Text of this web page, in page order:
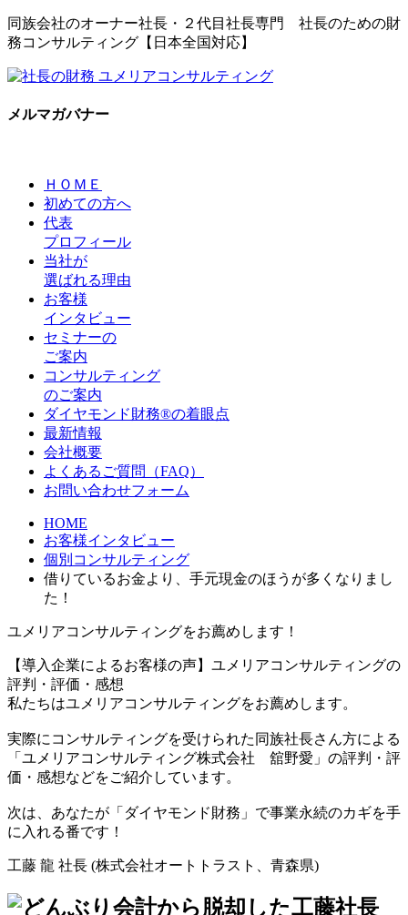
同族会社のオーナー社長・２代目社長専門 社長のための財
務コンサルティング【日本全国対応】
メルマガバナー
ＨＯＭＥ
初めての方へ
代表
プロフィール
当社が
選ばれる理由
お客様
インタビュー
セミナーの
ご案内
コンサルティング
のご案内
ダイヤモンド財務®の着眼点
最新情報
会社概要
よくあるご質問（FAQ）
お問い合わせフォーム
HOME
お客様インタビュー
個別コンサルティング
借りているお金より、手元現金のほうが多くなりまし
た！
ユメリアコンサルティングをお薦めします！
【導入企業によるお客様の声】ユメリアコンサルティングの
評判・評価・感想
私たちはユメリアコンサルティングをお薦めします。
実際にコンサルティングを受けられた同族社長さん方による
「ユメリアコンサルティング株式会社 舘野愛」の評判・評
価・感想などをご紹介しています。
次は、あなたが「ダイヤモンド財務」で事業永続のカギを手
に入れる番です！
工藤 龍 社長 (株式会社オートトラスト、青森県)